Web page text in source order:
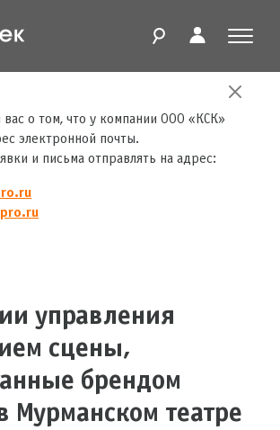
о том, что у компании ООО «КСК»
электронной почты.
и письма отправлять на адрес:
управления
сцены,
брендом
Мурманском театре